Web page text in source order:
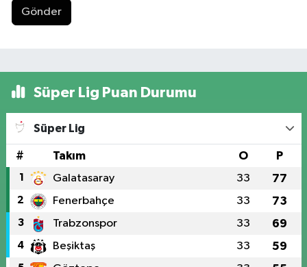
Gönder
Süper Lig Puan Durumu
Süper Lig
# Takım O P
1 Galatasaray 33 77
2 Fenerbahçe 33 73
3 Trabzonspor 33 69
4 Beşiktaş 33 59